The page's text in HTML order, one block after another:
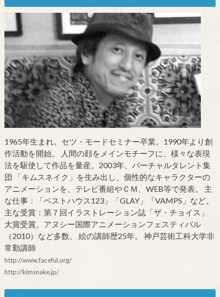
1965年生まれ。セツ・モードセミナー卒業。1990年より創
作活動を開始。 人間の顔をメインモチーフに、様々な表現
法を駆使して作品を量産。2003年、バーチャルタレント集
団 「キムスネイク」を生み出し、個性的なキャラクターの
アニメーションを、テレビ番組やＣＭ、WEB等で発表。 主
な仕事：「ベストハウス123」「GLAY」「VAMPS」など。
主な受賞：第７回イラストレーション誌「ザ・チョイス」
大賞受賞、アヌシー国際アニメーションフェスティバル
（2010）など多数。 絵の講師歴25年。 神戸芸術工科大学非
常勤講師
http://www.faceful.org/
http://kimsnake.jp/